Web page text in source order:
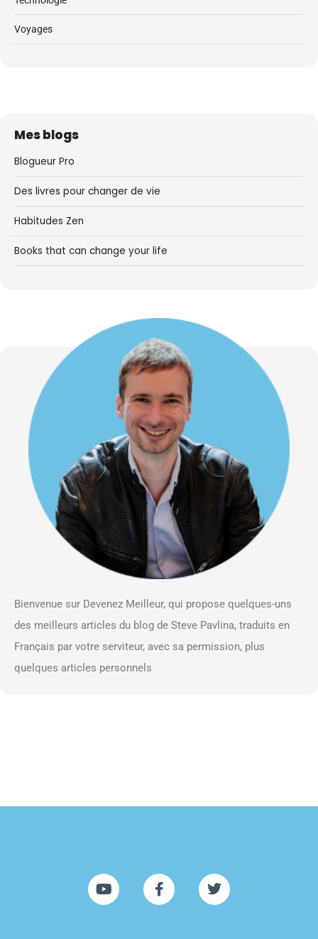
Voyages
Mes blogs
Blogueur Pro
Des livres pour changer de vie
Habitudes Zen
Books that can change your life
Bienvenue sur Devenez Meilleur, qui propose quelques-uns
des meilleurs articles du blog de Steve Pavlina, traduits en
Français par votre serviteur, avec sa permission, plus
quelques articles personnels